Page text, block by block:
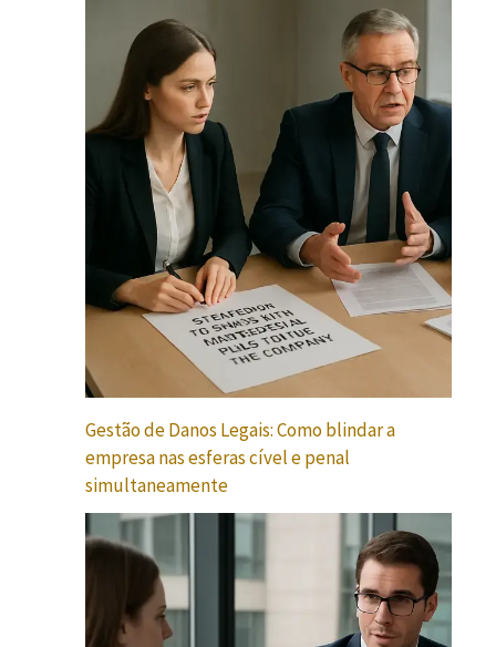
Gestão de Danos Legais: Como blindar a
empresa nas esferas cível e penal
simultaneamente